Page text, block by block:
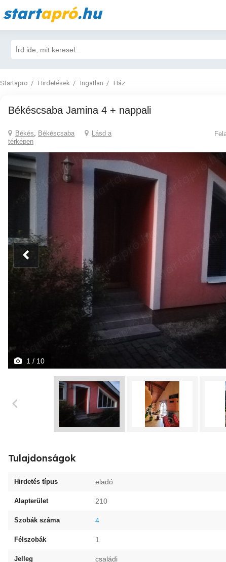
startapró.hu
Startapro Hirdetések Ingatlan Ház
Békéscsaba Jamina 4 + nappali
Békés
Békéscsaba
Lásd a
térképen
1 / 10
Tulajdonságok
Hirdetés típus eladó
Alapterület 210
Szobák száma 4
Félszobák 1
Jelleg családi